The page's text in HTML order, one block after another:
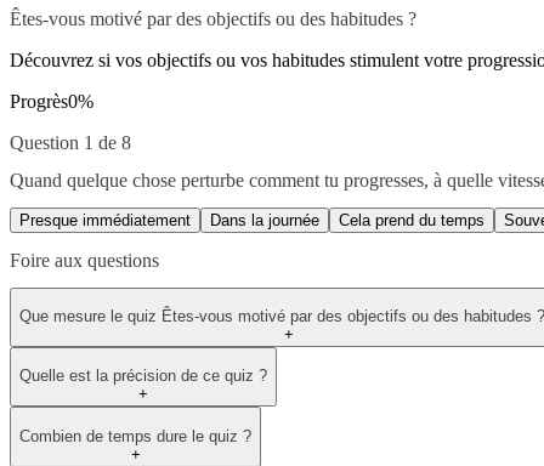
Êtes-vous motivé par des objectifs ou des habitudes ?
Découvrez si vos objectifs ou vos habitudes stimulent votre
Progrès0%
Question 1 de 8
Quand quelque chose perturbe comment tu progresses, à quelle
Presque immédiatement Dans la journée Cela prend du temps
Foire aux questions
Que mesure le quiz Êtes-vous motivé par des objectifs ou des habitudes
+
Quelle est la précision de ce quiz ?
+
Combien de temps dure le quiz ?
+